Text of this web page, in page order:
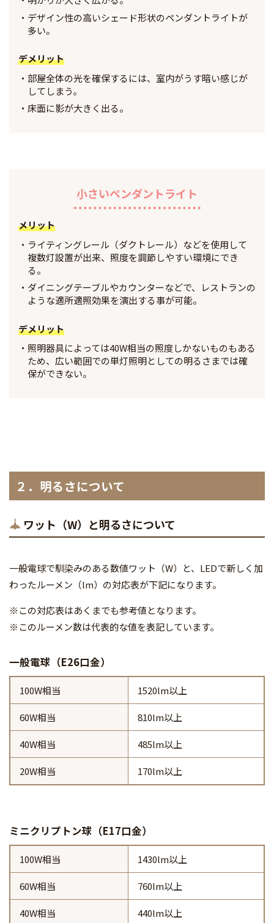
デザイン性の高いシェード形状のペンダントライトが
多い。
デメリット
部屋全体の光を確保するには、室内がうす暗い感じが
してしまう。
床面に影が大きく出る。
小さいペンダントライト
メリット
ライティングレール（ダクトレール）などを使用して
複数灯設置が出来、照度を調節しやすい環境にでき
る。
ダイニングテーブルやカウンターなどで、レストランの
ような適所適照効果を演出する事が可能。
デメリット
照明器具によっては40W相当の照度しかないものもある
ため、広い範囲での単灯照明としての明るさまでは確
保ができない。
２．明るさについて
ワット（W）と明るさについて
一般電球で馴染みのある数値ワット（W）と、LEDで新しく加
わったルーメン（lm）の対応表が下記になります。
※この対応表はあくまでも参考値となります。
※このルーメン数は代表的な値を表記しています。
一般電球（E26口金）
100W相当 1520lm以上
60W相当 810lm以上
40W相当 485lm以上
20W相当 170lm以上
ミニクリプトン球（E17口金）
100W相当 1430lm以上
60W相当 760lm以上
40W相当 440lm以上